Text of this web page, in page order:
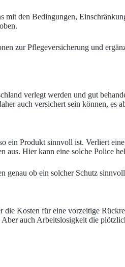
mit den Bedingungen,
zur Pflegeversicherung und
verlegt werden und gut
auch versichert sein können, es
ein Produkt sinnvoll ist. Verliert
aus. Hier kann eine solche Police
genau ob ein solcher Schutz
Kosten für eine vorzeitige
auch Arbeitslosigkeit die